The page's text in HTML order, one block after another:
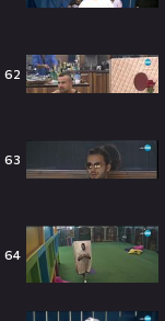
62
63
64